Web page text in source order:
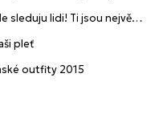
sleduju lidi! Ti jsou největší
pleť
outfity 2015